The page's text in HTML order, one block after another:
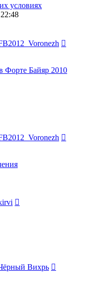
условиях
Форте Байяр 2010
Вихрь